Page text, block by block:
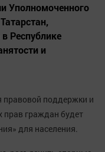
Уполномоченного
Республике
и
правовой поддержки и
прав граждан будет
для населения.